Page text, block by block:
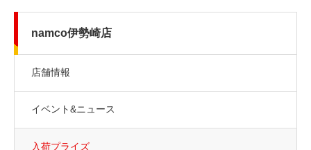
namco伊勢崎店
店舗情報
イベント&ニュース
入荷プライズ